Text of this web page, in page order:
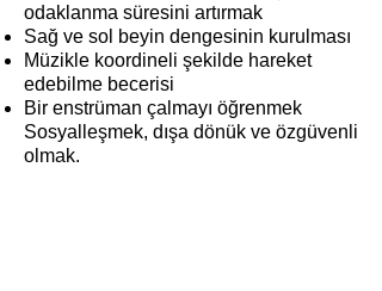
odaklanma süresini artırmak
Sağ ve sol beyin dengesinin kurulması
Müzikle koordineli şekilde hareket
edebilme becerisi
Bir enstrüman çalmayı öğrenmek
Sosyalleşmek, dışa dönük ve özgüvenli
olmak.